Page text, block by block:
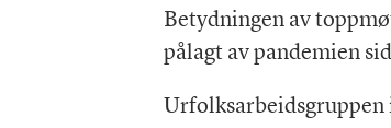
Betydningen av
pålagt av pandemien